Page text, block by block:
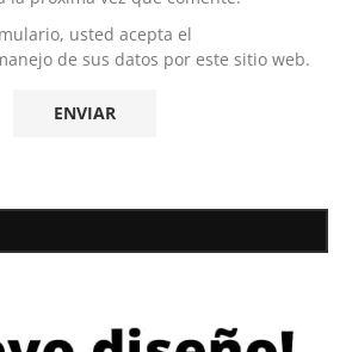
usted acepta el
de sus datos por este sitio web.